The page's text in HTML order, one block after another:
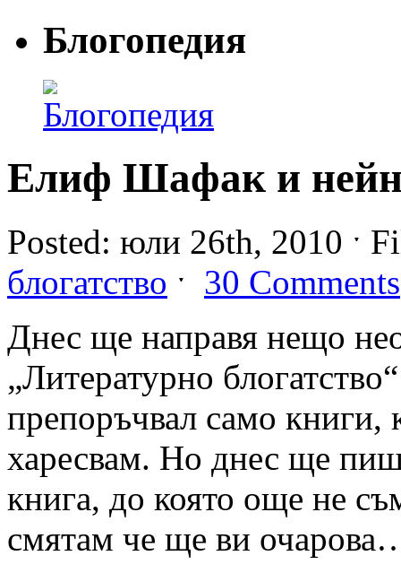
Блогопедия
Елиф Шафак и
Posted: юли 26th, 2010 ˑ
блогатство ˑ 30 Comments
Днес ще направя нещо
„Литературно
препоръчвал само книги,
харесвам. Но днес ще
книга, до която още не
смятам че ще ви